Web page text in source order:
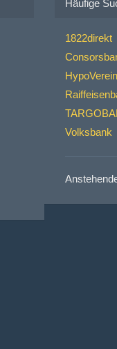
Häufige
1822direkt
Volksbank